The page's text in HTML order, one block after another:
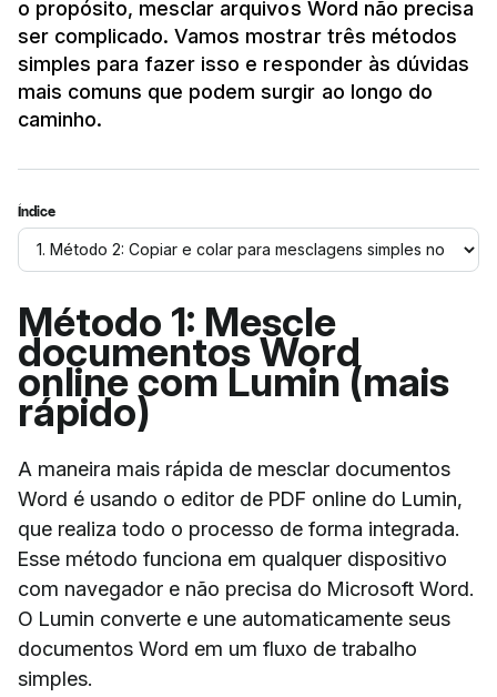
o propósito, mesclar arquivos Word não precisa
ser complicado. Vamos mostrar três métodos
simples para fazer isso e responder às dúvidas
mais comuns que podem surgir ao longo do
caminho.
Índice
Método 1: Mescle
documentos Word
online com Lumin (mais
rápido)
A maneira mais rápida de mesclar documentos
Word é usando o editor de PDF online do Lumin,
que realiza todo o processo de forma integrada.
Esse método funciona em qualquer dispositivo
com navegador e não precisa do Microsoft Word.
O Lumin converte e une automaticamente seus
documentos Word em um fluxo de trabalho
simples.